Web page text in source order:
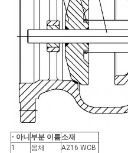
- 아니 부분 이름소재
1
몸체
A216 WCB